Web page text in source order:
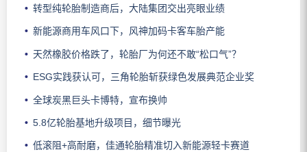
转型纯轮胎制造商后，大陆集团交出亮眼业绩
新能源商用车风口下，风神加码卡客车胎产能
天然橡胶价格跌了，轮胎厂为何还不敢“松口气”？
ESG实践获认可，三角轮胎斩获绿色发展典范企业奖
全球炭黑巨头卡博特，宣布换帅
5.8亿轮胎基地升级项目，细节曝光
低滚阻+高耐磨，佳通轮胎精准切入新能源轻卡赛道